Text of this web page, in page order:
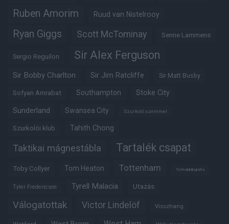
Ruben Amorim Ruud van Nistelrooy
Ryan Giggs Scott McTominay Senne Lammens
Sergio Reguilon Sir Alex Ferguson
Sir Bobby Charlton Sir Jim Ratcliffe Sir Matt Busby
Sofyan Amrabat Southampton Stoke City
Sunderland Swansea City Szurkoló szemmel
Szurkolói klub Tahith Chong
Taktikai mágnestábla Tartalék csapat
Toby Collyer Tom Heaton Tottenham Trófeabibliográfia
Tyler Fredericson Tyrell Malacia Utazás
Válogatottak Victor Lindelöf Visszhang